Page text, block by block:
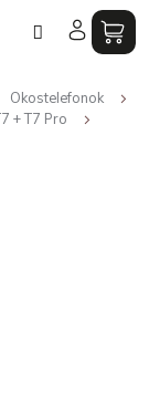
Okostelefonok
+ T7 Pro